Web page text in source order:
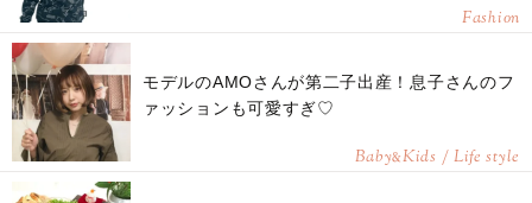
Fashion
モデルのAMOさんが第二子出産！息子さんのフ
ァッションも可愛すぎ♡
Baby&Kids / Life style